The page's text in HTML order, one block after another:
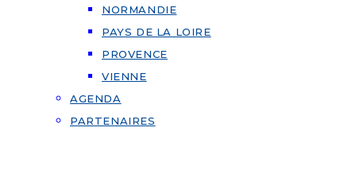
NORMANDIE
PAYS DE LA LOIRE
PROVENCE
VIENNE
AGENDA
PARTENAIRES